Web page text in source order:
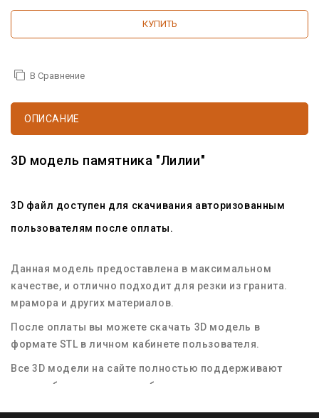
КУПИТЬ
В Сравнение
ОПИСАНИЕ
3D модель памятника "Лилии"
3D файл доступен для скачивания авторизованным
пользователям после оплаты.
Данная модель предоставлена в максимальном
качестве, и отлично подходит для резки из гранита.
мрамора и других материалов.
После оплаты вы можете скачать 3D модель в
формате STL в личном кабинете пользователя.
Все 3D модели на сайте полностью поддерживают
масштабирование для любых размеров заготовок